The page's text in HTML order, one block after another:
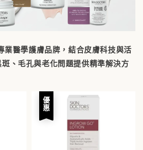
醫學護膚品牌，結合皮膚科技與活
、毛孔與老化問題提供精準解決方
優惠